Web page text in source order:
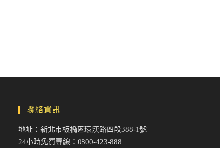
聯絡資訊
地址：新北市板橋區環漢路四段388-1號
24小時免費專線：0800-423-888